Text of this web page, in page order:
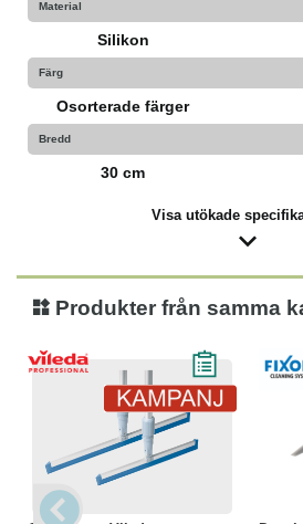
Material
Silikon
Färg
Osorterade färger
Bredd
30 cm
Visa utökade
Produkter från samma